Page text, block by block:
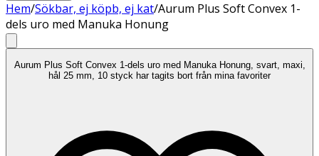
Hem/Sökbar, ej köpb, ej kat/Aurum Plus Soft Convex 1-
dels uro med Manuka Honung
Aurum Plus Soft Convex 1-dels uro med Manuka Honung, svart, maxi,
hål 25 mm, 10 styck har tagits bort från mina favoriter